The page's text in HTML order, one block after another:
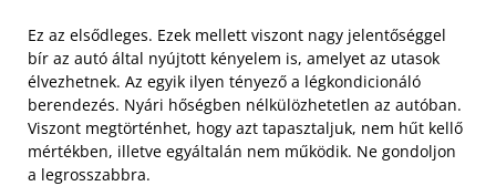
Ez az elsődleges. Ezek mellett viszont nagy jelentőséggel
bír az autó által nyújtott kényelem is, amelyet az utasok
élvezhetnek. Az egyik ilyen tényező a légkondicionáló
berendezés. Nyári hőségben nélkülözhetetlen az autóban.
Viszont megtörténhet, hogy azt tapasztaljuk, nem hűt kellő
mértékben, illetve egyáltalán nem működik. Ne gondoljon
a legrosszabbra.